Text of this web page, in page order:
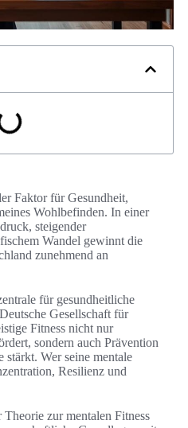
Faktor für Gesundheit,
Wohlbefinden. In einer
steigender
Wandel gewinnt die
zunehmend an
für gesundheitliche
Gesellschaft für
Fitness nicht nur
sondern auch Prävention
stärkt. Wer seine mentale
Resilienz und
zur mentalen Fitness